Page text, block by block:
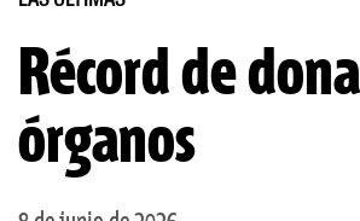
Récord de
órganos